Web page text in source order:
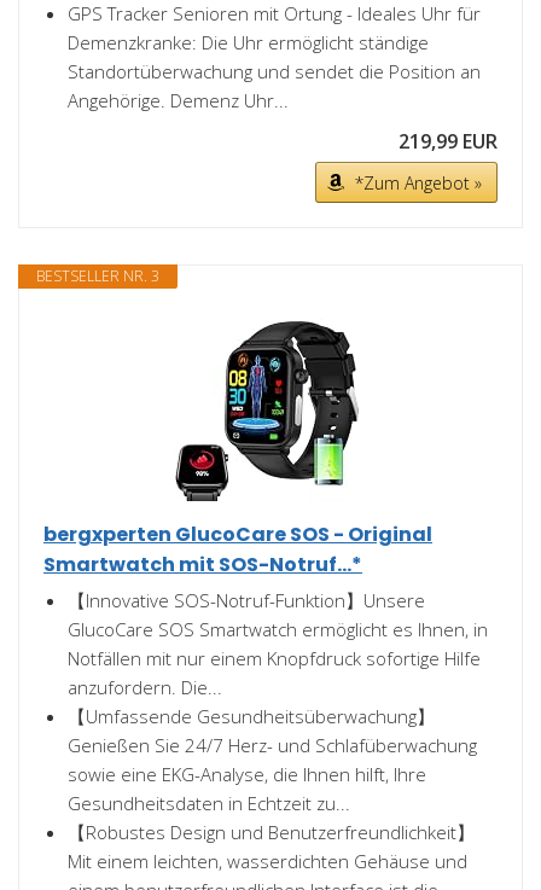
GPS Tracker Senioren mit Ortung - Ideales Uhr für
Demenzkranke: Die Uhr ermöglicht ständige
Standortüberwachung und sendet die Position an
Angehörige. Demenz Uhr...
219,99 EUR
*Zum Angebot »
BESTSELLER NR. 3
bergxperten GlucoCare SOS - Original
Smartwatch mit SOS-Notruf...*
【Innovative SOS-Notruf-Funktion】Unsere
GlucoCare SOS Smartwatch ermöglicht es Ihnen, in
Notfällen mit nur einem Knopfdruck sofortige Hilfe
anzufordern. Die...
【Umfassende Gesundheitsüberwachung】
Genießen Sie 24/7 Herz- und Schlafüberwachung
sowie eine EKG-Analyse, die Ihnen hilft, Ihre
Gesundheitsdaten in Echtzeit zu...
【Robustes Design und Benutzerfreundlichkeit】
Mit einem leichten, wasserdichten Gehäuse und